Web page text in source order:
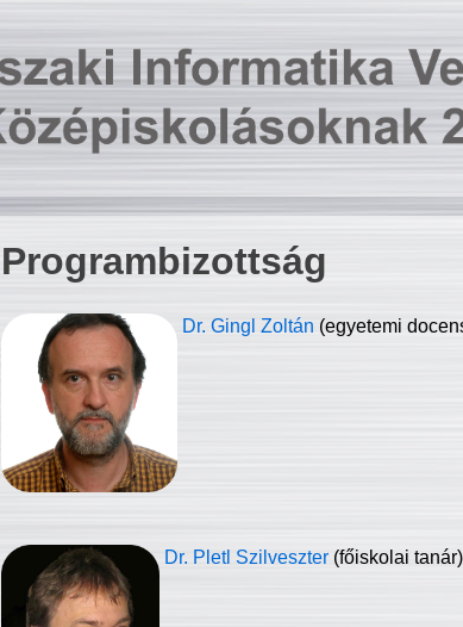
Programbizottság
Dr. Gingl Zoltán (egyetemi
Dr. Pletl Szilveszter (főiskolai tanár)